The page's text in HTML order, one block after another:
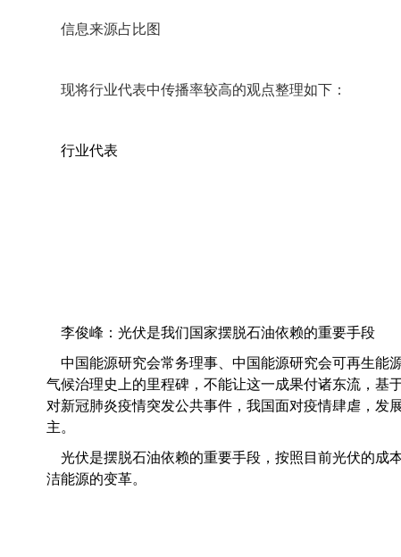
信息来源占比图
现将行业代表中传播率较高的观点整理如下：
行业代表
李俊峰： 光伏是我们国家摆脱石油依赖的重要手段
中国能源研究会常务理事、中国能源研究会可再生能
气候治理史上的里程碑，不能让这一成果付诸东流，基
对新冠肺炎疫情突发公共事件，我国面对疫情肆虐，发
主。
光伏是摆脱石油依赖的重要手段，按照目前光伏的成
洁能源的变革。